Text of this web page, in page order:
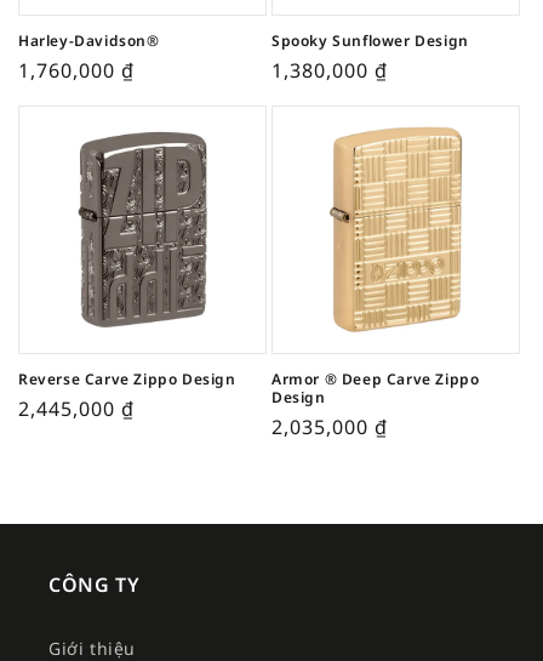
Harley-Davidson®
1,760,000 ₫
Spooky Sunflower Design
1,380,000 ₫
Reverse Carve Zippo Design
2,445,000 ₫
Armor ® Deep Carve Zippo
Design
2,035,000 ₫
CÔNG TY
Giới thiệu